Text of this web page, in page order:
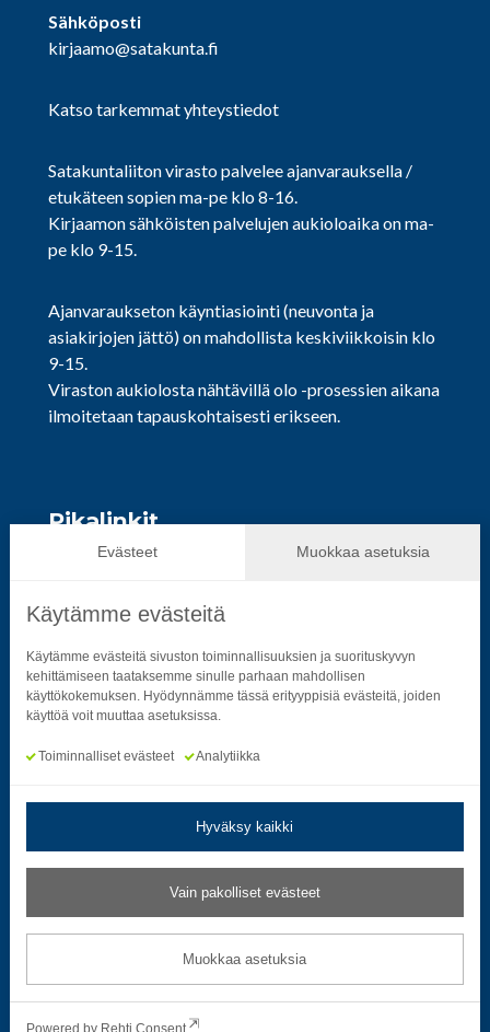
Evästeet Muokkaa asetuksia
Käytämme evästeitä
Käytämme evästeitä sivuston toiminnallisuuksien ja suorituskyvyn
kehittämiseen taataksemme sinulle parhaan mahdollisen
käyttökokemuksen. Hyödynnämme tässä erityyppisiä evästeitä, joiden
käyttöä voit muuttaa asetuksissa.
Toiminnalliset evästeet Analytiikka
Hyväksy kaikki
Vain pakolliset evästeet
Muokkaa asetuksia
Powered by Rehti Consent
Sähköposti
kirjaamo@satakunta.fi
Katso tarkemmat yhteystiedot
Satakuntaliiton virasto palvelee ajanvarauksella /
etukäteen sopien ma-pe klo 8-16.
Kirjaamon sähköisten palvelujen aukioloaika on ma-
pe klo 9-15.
Ajanvaraukseton käyntiasiointi (neuvonta ja
asiakirjojen jättö) on mahdollista keskiviikkoisin klo
9-15.
Viraston aukiolosta nähtävillä olo -prosessien aikana
ilmoitetaan tapauskohtaisesti erikseen.
Pikalinkit
suunnitelmaa
Henkilöstö
Sivukartta
Satakuntaliitto
Yhteistyö ja vaikuttaminen
Aluekehitys